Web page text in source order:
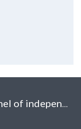
2nd OPEN LETTER to the Panel of independent experts of the project Novi Sad 2021 – European Capital of Culture